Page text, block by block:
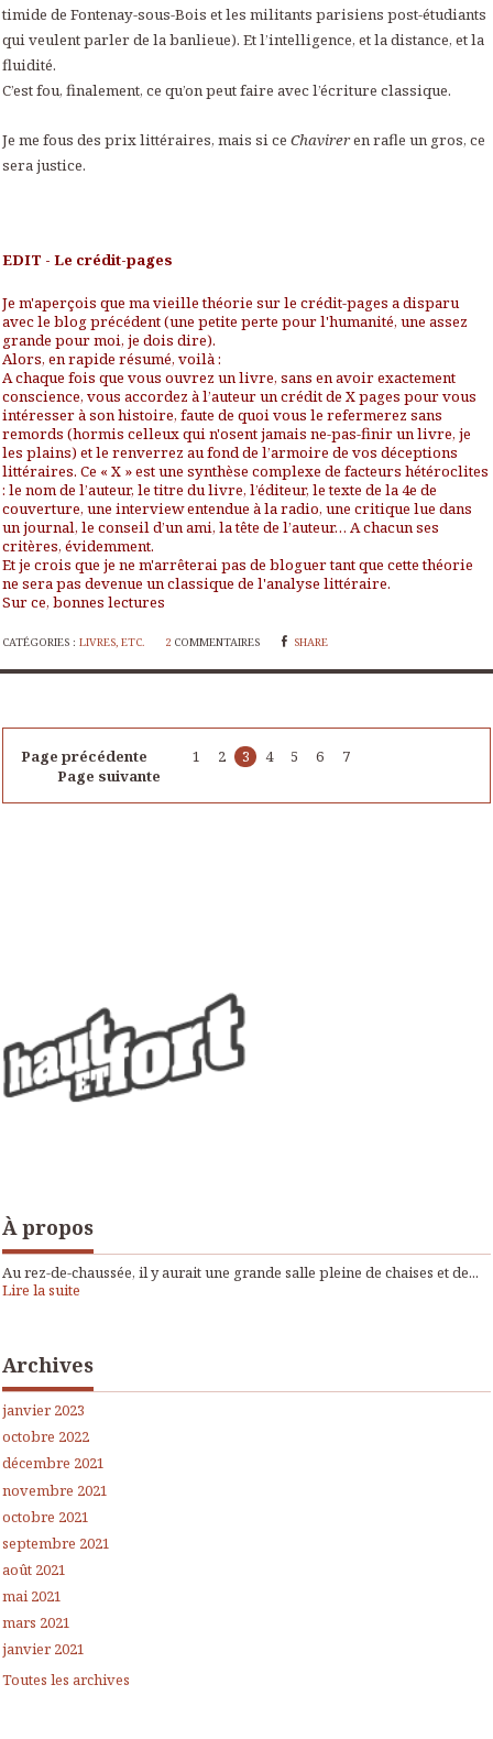
À propos
Au rez-de-chaussée, il y aurait une grande salle pleine de chaises et de...
Lire la suite
Archives
janvier 2023
octobre 2022
décembre 2021
novembre 2021
octobre 2021
septembre 2021
août 2021
mai 2021
mars 2021
janvier 2021
Toutes les archives
timide de Fontenay-sous-Bois et les militants parisiens post-étudiants
qui veulent parler de la banlieue). Et l’intelligence, et la distance, et la
fluidité.
C’est fou, finalement, ce qu’on peut faire avec l’écriture classique.
Je me fous des prix littéraires, mais si ce Chavireren rafle un gros, ce
sera justice.
EDIT - Le crédit-pages
Je m'aperçois que ma vieille théorie sur le crédit-pages a disparu
avec le blog précédent (une petite perte pour l'humanité, une assez
grande pour moi, je dois dire).
Alors, en rapide résumé, voilà :
A chaque fois que vous ouvrez un livre, sans en avoir exactement
conscience, vous accordez à l’auteur un crédit de X pages pour vous
intéresser à son histoire, faute de quoi vous le refermerez sans
remords (hormis celleux qui n'osent jamais ne-pas-finir un livre, je
les plains) et le renverrez au fond de l’armoire de vos déceptions
littéraires. Ce « X » est une synthèse complexe de facteurs hétéroclites
: le nom de l’auteur, le titre du livre, l’éditeur, le texte de la 4e de
couverture, une interview entendue à la radio, une critique lue dans
un journal, le conseil d’un ami, la tête de l’auteur… A chacun ses
critères, évidemment.
Et je crois que je ne m'arrêterai pas de bloguer tant que cette théorie
ne sera pas devenue un classique de l'analyse littéraire.
Sur ce, bonnes lectures
CATÉGORIES : LIVRES, ETC. 2 COMMENTAIRES SHARE
Page précédente 1 2 3 4 5 6
7
Page suivante